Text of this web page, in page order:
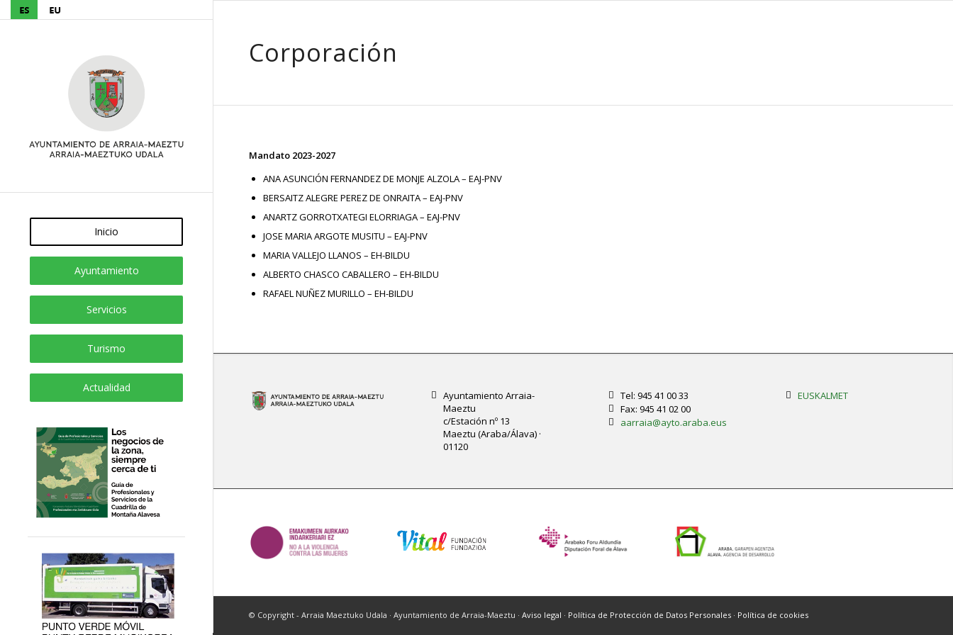
Inicio
Ayuntamiento
Servicios
Turismo
Actualidad
Corporación
Mandato 2023-2027
ANA ASUNCIÓN FERNANDEZ DE MONJE ALZOLA – EAJ-PNV
BERSAITZ ALEGRE PEREZ DE ONRAITA – EAJ-PNV
ANARTZ GORROTXATEGI ELORRIAGA – EAJ-PNV
JOSE MARIA ARGOTE MUSITU – EAJ-PNV
MARIA VALLEJO LLANOS – EH-BILDU
ALBERTO CHASCO CABALLERO – EH-BILDU
RAFAEL NUÑEZ MURILLO – EH-BILDU
Ayuntamiento Arraia-
Maeztu
c/Estación nº 13
Maeztu (Araba/Álava) ·
01120
Tel: 945 41 00 33
Fax: 945 41 02 00
aarraia@ayto.araba.eus
EUSKALMET
© Copyright - Arraia Maeztuko Udala · Ayuntamiento de Arraia-Maeztu · Aviso legal · Política de Protección de Datos Personales · Política de cookies